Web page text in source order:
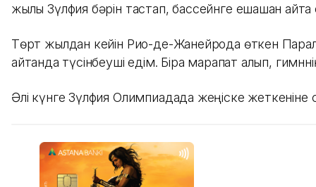
жылы Зүлфия бәрін тастап, бассейнге ешқашан
Төрт жылдан кейін Рио-де-Жанейрода өткен
айтқанда түсінбеуші едім. Бірақ марапат алып,
Әлі күнге Зүлфия Олимпиадада жеңіске